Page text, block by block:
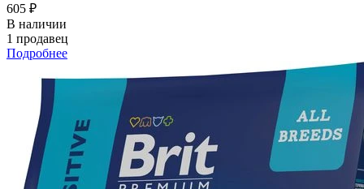
605 ₽
В наличии
1 продавец
Подробнее